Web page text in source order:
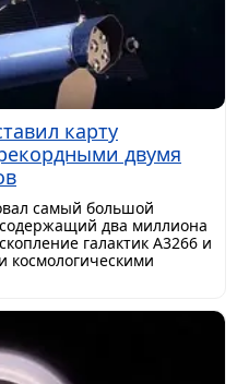
карту
двумя
самый большой
содержащий два миллиона
галактик A3266 и
космологическими